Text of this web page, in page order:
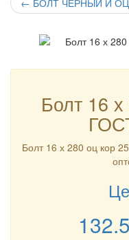
← БОЛТ ЧЁРНЫЙ И
Болт 16 х
Болт 16 х 280 оц кор